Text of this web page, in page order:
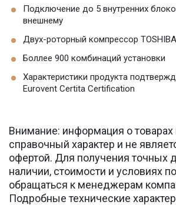
Подключение до 5 внутренних
внешнему
Двух-роторный компрессор
Боллее 900 комбинаций установки
Характеристики продукта
Eurovent Certita Certification
Внимание: информация о товарах
справочный характер и не
офертой. Для получения точных
наличии, стоимости и условиях
обращаться к менеджерам
Подробные технические